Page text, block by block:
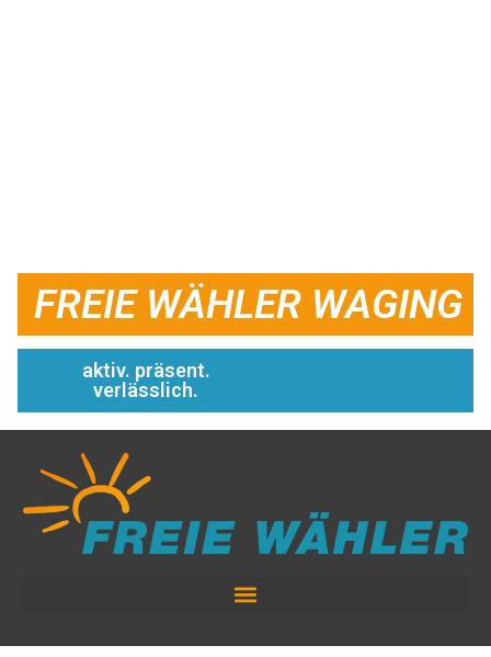
FREIE WÄHLER WAGING
aktiv. präsent.
verlässlich.